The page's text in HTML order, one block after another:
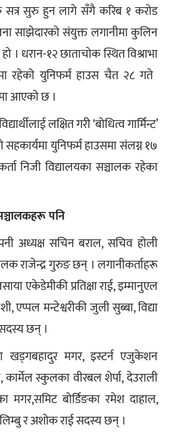
सत्र सुरु हुन लागे सँगै करिब १ करोड
साझेदारको संयुक्त लगानीमा कुलिन
। धरान-१२ छाताचोक स्थित विश्राभा
रहेको युनिफर्म हाउस चैत २८ गते
आएको छ ।
लक्षित गरी ‘बोधित्व गार्मिन्ट’
सहकार्यमा युनिफर्म हाउसमा संलग्न १७
निजी विद्यालयका सञ्चालक रहेका
पनि
अध्यक्ष सचिन बराल, सचिव होली
राजेन्द्र गुरुङ छन् । लगानीकर्ताहरू
एकेडेमीकी प्रतिक्षा राई, इम्मानुएल
एप्पल मन्टेश्वरीकी जुली सुब्बा, विद्या
छन् ।
खड्गबहादुर मगर, इस्टर्न एजुकेशन
स्कुलका वीरबल शेर्पा, देउराली
मगर,समिट बोर्डिङका रमेश दाहाल,
र अशोक राई सदस्य छन् ।